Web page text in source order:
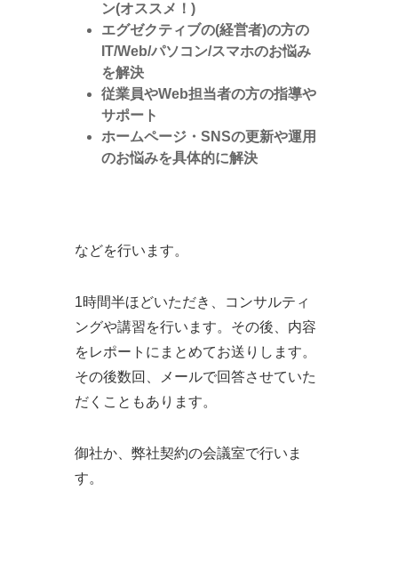
ン(オススメ！)
エグゼクティブの(経営者)の方の
IT/Web/パソコン/スマホのお悩み
を解決
従業員やWeb担当者の方の指導や
サポート
ホームページ・SNSの更新や運用
のお悩みを具体的に解決
などを行います。
1時間半ほどいただき、コンサルティ
ングや講習を行います。その後、内容
をレポートにまとめてお送りします。
その後数回、メールで回答させていた
だくこともあります。
御社か、弊社契約の会議室で行いま
す。